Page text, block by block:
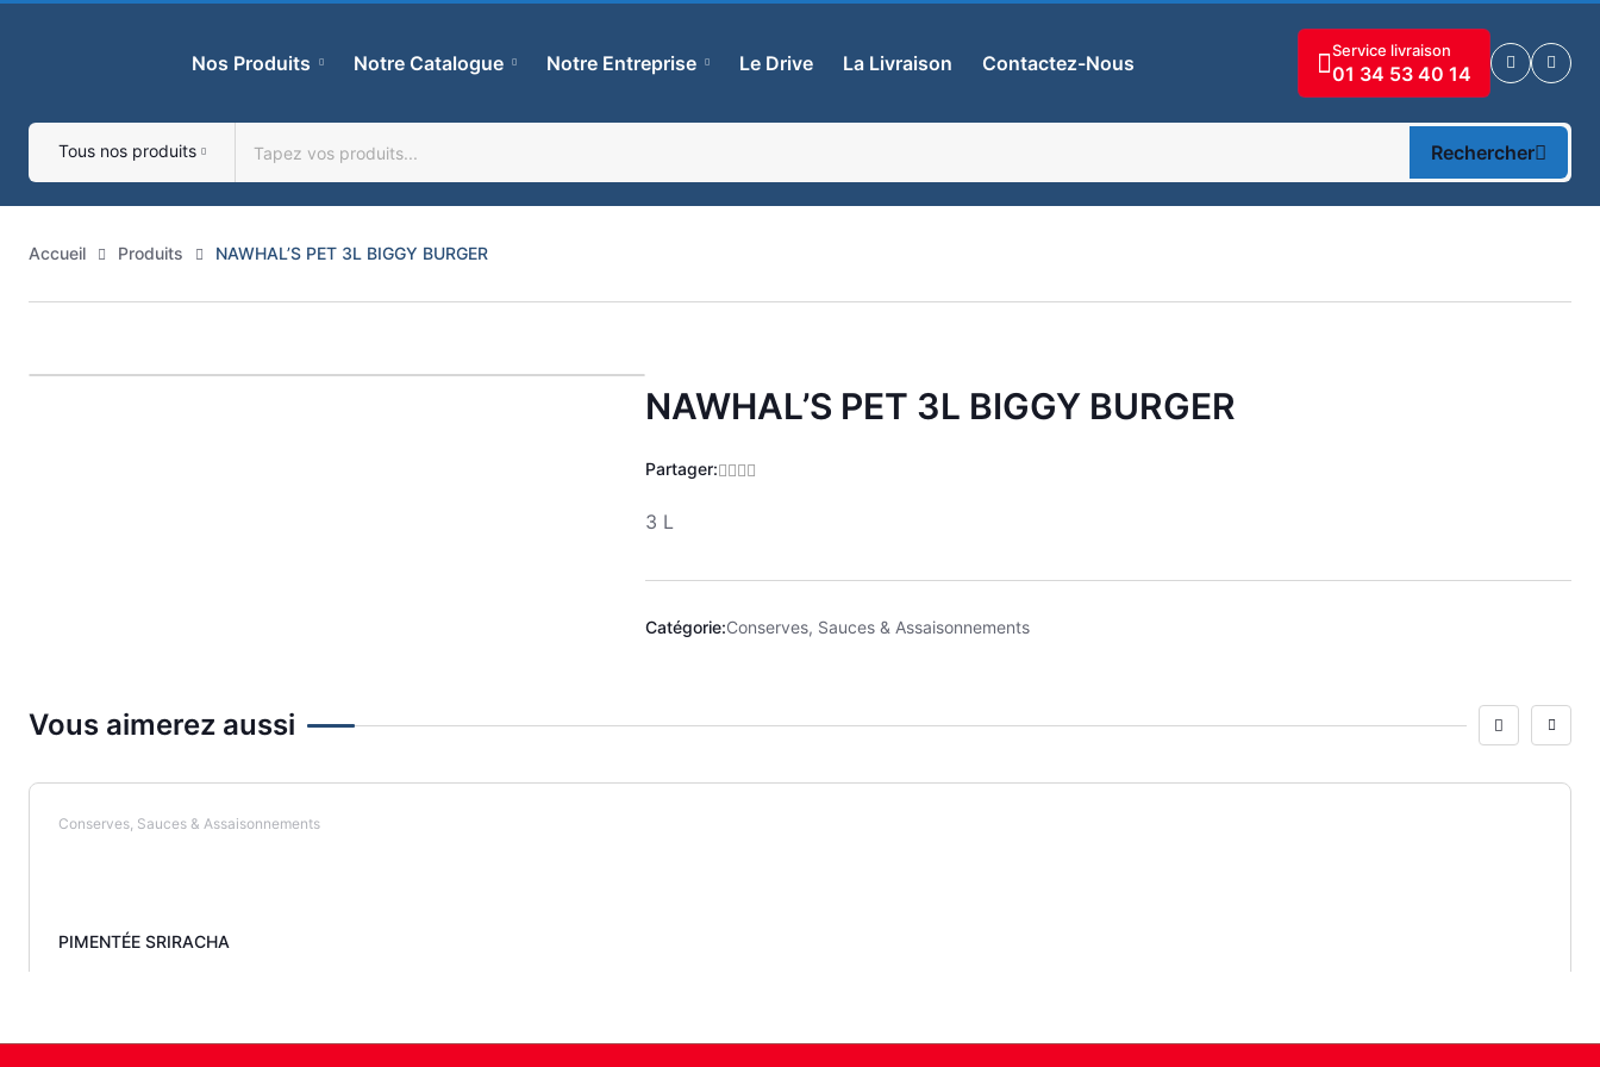
Nos Produits Notre Catalogue Notre Entreprise Le Drive La Livraison Contactez-Nous
Service livraison
01 34 53 40 14
Tous nos produits Rechercher
Accueil Produits NAWHAL’S PET 3L BIGGY BURGER
ZoomNAWHAL’S PET 3L BIGGY BURGER
Partager:
3 L
Catégorie:Conserves, Sauces & Assaisonnements
Vous aimerez aussi
Conserves, Sauces & Assaisonnements
PIMENTÉE SRIRACHA